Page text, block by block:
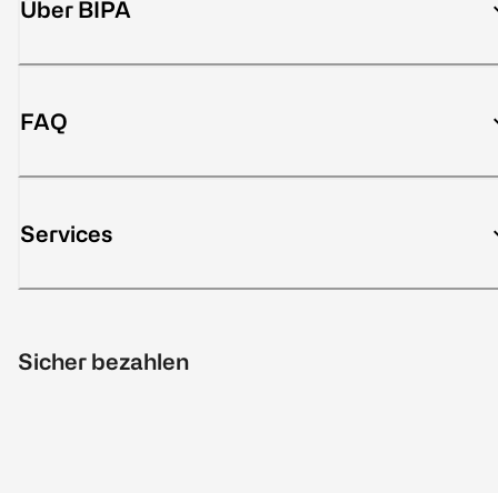
Über BIPA
FAQ
Services
Sicher bezahlen